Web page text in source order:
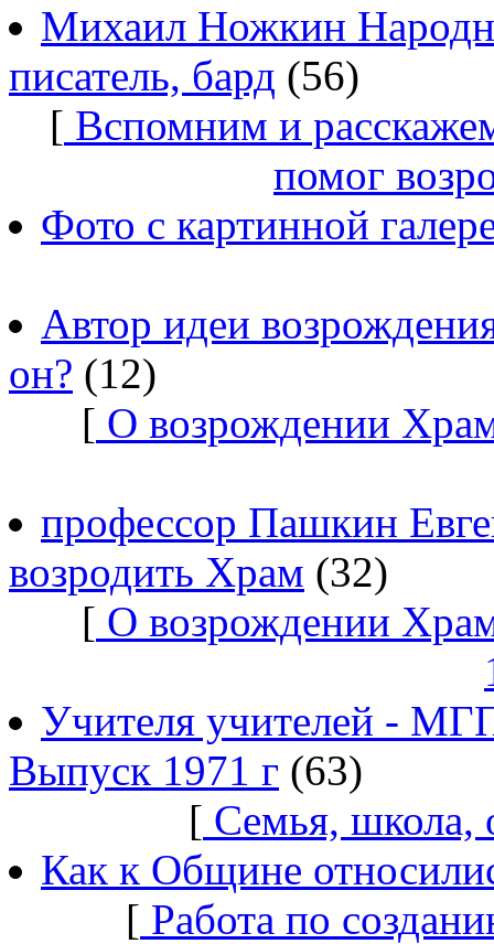
Михаил Ножкин
писатель, бард (56)
[ Вспомним и
помог
Фото с картинной
Автор идеи
он? (12)
[ О возрождении
профессор Пашкин
возродить Храм (32)
[ О возрождении
Учителя учителей -
Выпуск 1971 г (63)
[ Семья, школа,
Как к Общине
[ Работа по